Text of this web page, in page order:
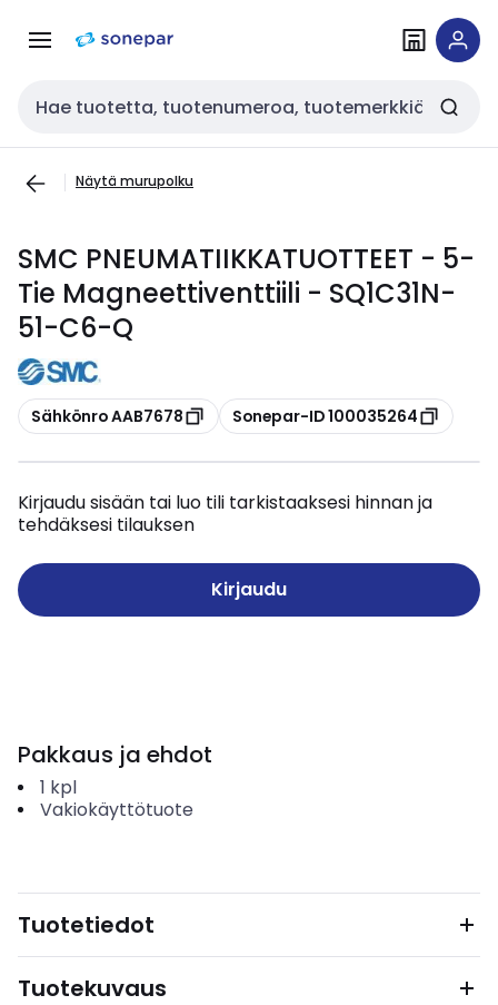
navigointiinsisältöön
Haku
Näytä murupolku
SMC PNEUMATIIKKATUOTTEET - 5-
Tie Magneettiventtiili - SQ1C31N-
51-C6-Q
Kopioi
Sähkönro AAB7678 Kopioi
Sonepar-ID 100035264
Kirjaudu sisään tai luo tili tarkistaaksesi hinnan ja
tehdäksesi tilauksen
Kirjaudu
Pakkaus ja ehdot
1 kpl
Vakiokäyttötuote
Tuotetiedot
Tuotekuvaus